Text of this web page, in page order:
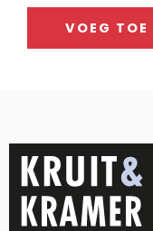
VOEG